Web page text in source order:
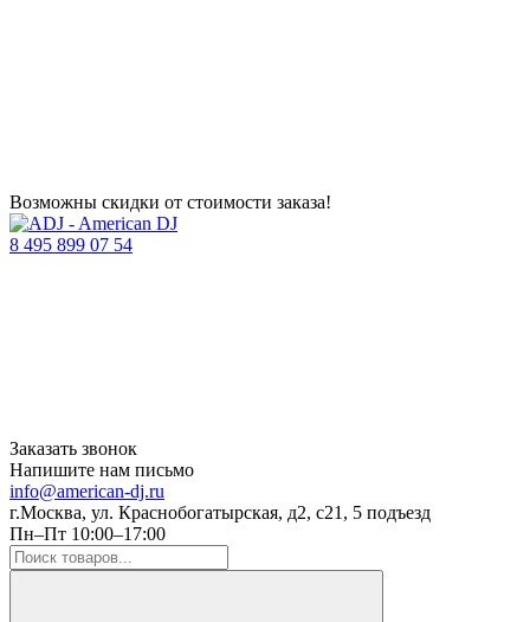
Возможны скидки от стоимости заказа!
8 495 899 07 54
Заказать звонок
Напишите нам письмо
info@american-dj.ru
г.Москва, ул. Краснобогатырская, д2, с21, 5 подъезд
Пн–Пт 10:00–17:00